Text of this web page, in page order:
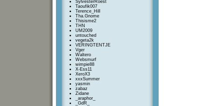
SylvesterRoest
Taoufik007
Terence_Hill
Tha.Gnome
Thisisme2
THN
UM2009
untouched
vegeta2k
VERINGTENTJE
Vger
Waltero
Websmurf
wimpie88
X-Ess11
XeroX3
xxxSummer
yasmin
zabaz
Zidane
_araphor_
_GdR_